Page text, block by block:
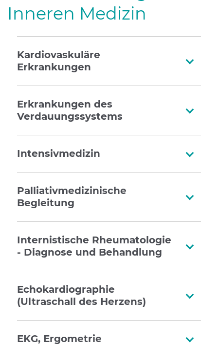
Inneren Medizin
Kardiovaskuläre
Erkrankungen
Erkrankungen des
Verdauungssystems
Intensivmedizin
Palliativmedizinische
Begleitung
Internistische Rheumatologie
- Diagnose und Behandlung
Echokardiographie
(Ultraschall des Herzens)
EKG, Ergometrie